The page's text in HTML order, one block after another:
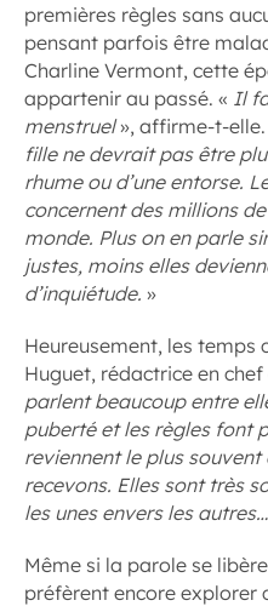
premières règles sans
pensant parfois être
Charline Vermont, cette
appartenir au passé. « Il
menstruel», affirme-t-elle.
fille ne devrait pas être
rhume ou d’une entorse.
concernent des millions
monde. Plus on en parle
justes, moins elles
d’inquiétude. »
Heureusement, les temps
Huguet, rédactrice en chef
parlent beaucoup entre
puberté et les règles font
reviennent le plus
recevons. Elles sont très
les unes envers les autres…
Même si la parole se
préfèrent encore explorer